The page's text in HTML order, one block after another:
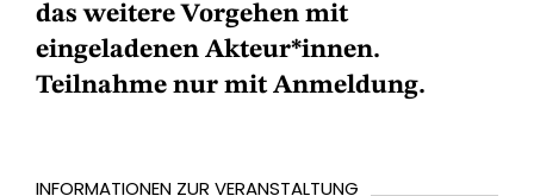
das weitere Vorgehen mit
eingeladenen Akteur*innen.
Teilnahme nur mit Anmeldung.
INFORMATIONEN ZUR VERANSTALTUNG